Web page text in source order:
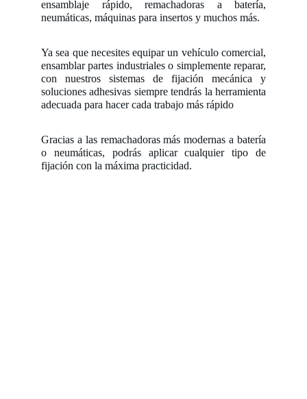
ensamblaje rápido, remachadoras a batería,
neumáticas, máquinas para insertos y muchos más.
Ya sea que necesites equipar un vehículo comercial,
ensamblar partes industriales o simplemente reparar,
con nuestros sistemas de fijación mecánica y
soluciones adhesivas siempre tendrás la herramienta
adecuada para hacer cada trabajo más rápido
Gracias a las remachadoras más modernas a batería
o neumáticas, podrás aplicar cualquier tipo de
fijación con la máxima practicidad.